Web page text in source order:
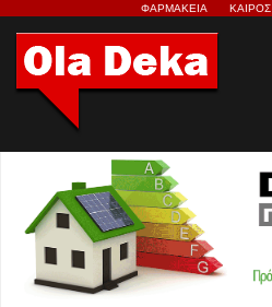
ΦΑΡΜΑΚΕΙΑ ΚΑΙΡΟΣ